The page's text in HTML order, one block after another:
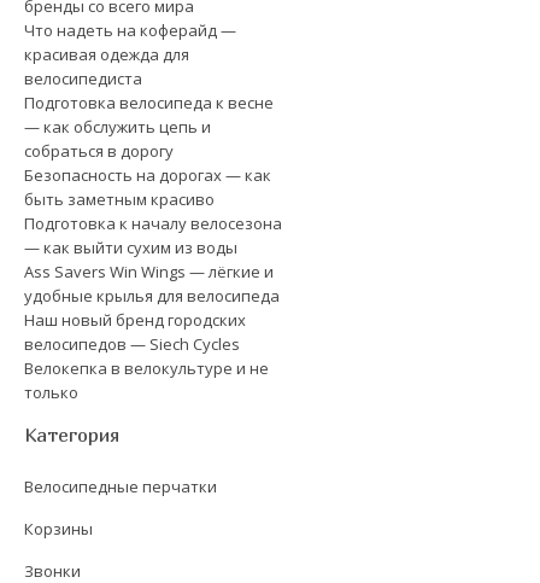
бренды со всего мира
Что надеть на коферайд —
красивая одежда для
велосипедиста
Подготовка велосипеда к весне
— как обслужить цепь и
собраться в дорогу
Безопасность на дорогах — как
быть заметным красиво
Подготовка к началу велосезона
— как выйти сухим из воды
Ass Savers Win Wings — лёгкие и
удобные крылья для велосипеда
Наш новый бренд городских
велосипедов — Siech Cycles
Велокепка в велокультуре и не
только
Категория
Велосипедные перчатки
Корзины
Звонки